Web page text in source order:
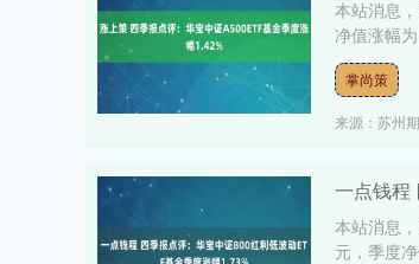
本站消息
净值涨幅
掌尚策
来源：苏州
一点钱程
本站消息
元，季度